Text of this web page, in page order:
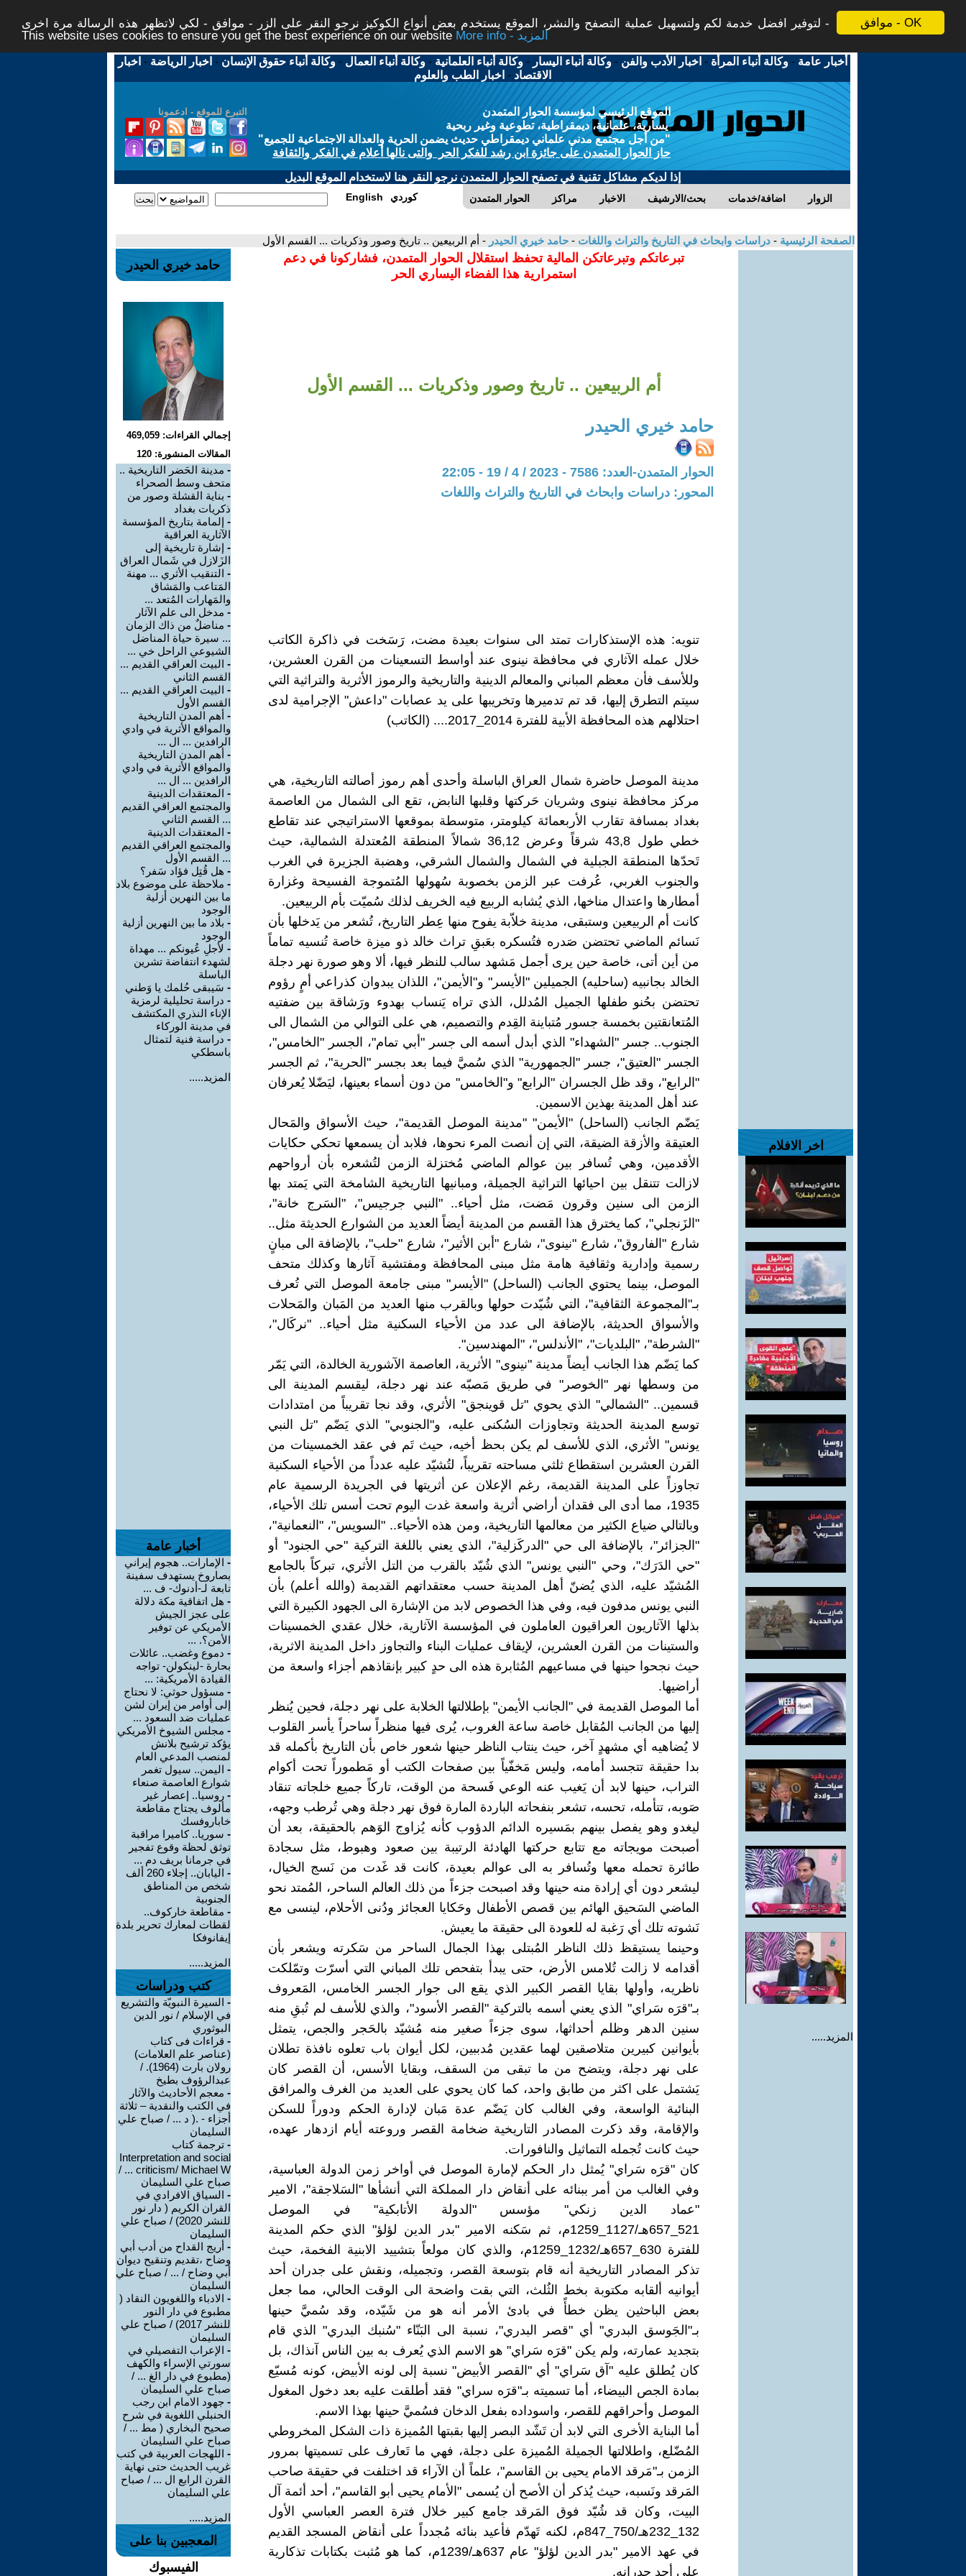
موافق - OK
لتوفير افضل خدمة لكم ولتسهيل عملية التصفح والنشر، الموقع يستخدم بعض أنواع الكوكيز نرجو النقر على الزر - موافق - لكي لاتظهر هذه الرسالة مرة اخرى -
This website uses cookies to ensure you get the best experience on our website
More info - المزيد
أخبار عامة -وكالة أنباء المرأة - اخبار الأدب والفن -وكالة أنباء اليسار -وكالة أنباء العلمانية -وكالة أنباء العمال -وكالة أنباء حقوق الإنسان - اخبار الرياضة - اخبار
الاقتصاد - اخبار الطب والعلوم
التبرع للموقع - ادعمونا
الموقع الرئيسي لمؤسسة الحوار المتمدن
يسارية، علمانية، ديمقراطية، تطوعية وغير ربحية
"من أجل مجتمع مدني علماني ديمقراطي حديث يضمن الحرية والعدالة الاجتماعية للجميع"
حاز الحوار المتمدن على جائزة ابن رشد للفكر الحر والتى نالها أعلام في الفكر والثقافة
إذا لديكم مشاكل تقنية في تصفح الحوار المتمدن نرجو النقر هنا لاستخدام الموقع البديل
الحوار المتمدن مراكز الاخبار بحث/الارشيف اضافة/خدمات الزوار English كوردي
الصفحة الرئيسية - دراسات وابحاث في التاريخ والتراث واللغات - حامد خيري الحيدر - أم الربيعين .. تاريخ وصور وذكريات ... القسم الأول
اخر الافلام
المزيد.....
تبرعاتكم وتبرعاتكن المالية تحفظ استقلال الحوار المتمدن، فشاركونا في دعم
استمرارية هذا الفضاء اليساري الحر
أم الربيعين .. تاريخ وصور وذكريات ... القسم الأول
حامد خيري الحيدر
الحوار المتمدن-العدد: 7586 - 2023 / 4 / 19 - 22:05
المحور: دراسات وابحاث في التاريخ والتراث واللغات
تنويه: هذه الإستذكارات تمتد الى سنوات بعيدة مضت، رَسَخت في ذاكرة الكاتب
خلال عمله الآثاري في محافظة نينوى عند أواسط التسعينات من القرن العشرين،
وللأسف فأن معظم المباني والمعالم الدينية والتاريخية والرموز الأثرية والتراثية التي
سيتم التطرق إليها، قد تم تدميرها وتخريبها على يد عصابات "داعش" الإجرامية لدى
احتلالهم هذه المحافظة الأبية للفترة 2014_2017.... (الكاتب)
مدينة الموصل حاضرة شمال العراق الباسلة وأحدى أهم رموز أصالته التاريخية، هي
مركز محافظة نينوى وشريان حَركتها وقلبها النابض، تقع الى الشمال من العاصمة
بغداد بمسافة تقارب الأربعمائة كيلومتر، متوسطة بموقعها الاستراتيجي عند تقاطع
خطي طول 43,8 شرقاً وعرض 36,12 شمالاً المنطقة المُعتدلة الشمالية، حيث
تَحدّها المنطقة الجبلية في الشمال والشمال الشرقي، وهضبة الجزيرة في الغرب
والجنوب الغربي، عُرفت عبر الزمن بخصوبة سُهولها المُتموجة الفسيحة وغزارة
أمطارها واعتدال مناخها، الذي يُشابه الربيع فيه الخريف لذلك سُميّت بأم الربيعين.
كانت أم الربيعين وستبقى، مدينة خلاّبة يفوح منها عِطر التاريخ، تُشعر من يَدخلها بأن
نَسائم الماضي تحتضن صَدره فتُسكره بعَبقِ تراث خالد ذو ميزة خاصة تُنسيه تماماً
من أين أتى، خاصة حين يرى أجمل مَشهد سالب للنظر فيها، ألا وهو صورة نهر دجلة
الخالد بجانبيه (ساحليه) الجميلين "الأيسر" و"الأيمن"، اللذان يبدوان كذراعي أمٍ رؤوم
تحتضن بحُنو طفلها الجميل المُدلل، الذي تراه يَنساب بهدوء ورَشاقة بين ضفتيه
المُتعانقتين بخمسة جسور مُتباينة القِدم والتصميم، هي على التوالي من الشمال الى
الجنوب.. جسر "الشهداء" الذي أبدل أسمه الى جسر "أبي تمام"، الجسر "الخامس"،
الجسر "العتيق"، جسر "الجمهورية" الذي سُميَّ فيما بعد بجسر "الحرية"، ثم الجسر
"الرابع"، وقد ظل الجسران "الرابع" و"الخامس" من دون أسماء بعينها، ليَضّلا يُعرفان
عند أهل المدينة بهذين الاسمين.
يَضّم الجانب (الساحل) "الأيمن" "مدينة الموصل القديمة"، حيث الأسواق والمَحال
العتيقة والأزقة الضيقة، التي إن أنصت المرء نحوها، فلابد أن يسمعها تحكي حكايات
الأقدمين، وهي تُسافر بين عوالم الماضي مُختزلة الزمن لتُشعره بأن أرواحهم
لازالت تتنقل بين احيائها التراثية الجميلة، ومبانيها التاريخية الشامخة التي يَمتد بها
الزمن الى سنين وقرون مَضت، مثل أحياء.. "النبي جرجيس"، "السَرج خانة"،
"الزَنجلي"، كما يخترق هذا القسم من المدينة أيضاً العديد من الشوارع الحديثة مثل..
شارع "الفاروق"، شارع "نينوى"، شارع "أبن الأثير"، شارع "حلب"، بالإضافة الى مبانٍ
رسمية وإدارية وثقافية هامة مثل مبنى المحافظة ومفتشية آثارها وكذلك متحف
الموصل، بينما يحتوي الجانب (الساحل) "الأيسر" مبنى جامعة الموصل التي تُعرف
بـ"المجموعة الثقافية"، التي شُيّدت حولها وبالقرب منها العديد من المَبان والمَحلات
والأسواق الحديثة، بالإضافة الى عدد من الأحياء السكنية مثل أحياء.. "نركَال"،
"الشرطة"، "البلديات"، "الأندلس"، "المهندسين".
كما يَضّم هذا الجانب أيضاً مدينة "نينوى" الأثرية، العاصمة الآشورية الخالدة، التي يَمّر
من وسطها نهر "الخوصر" في طريق مَصبّه عند نهر دجلة، ليقسم المدينة الى
قسمين.. "الشمالي" الذي يحوي "تل قوينجق" الأثري، وقد نجا تقريباً من امتدادات
توسع المدينة الحديثة وتجاوزات السُكنى عليه، و"الجنوبي" الذي يَضّم "تل النبي
يونس" الأثري، الذي للأسف لم يكن بحظ أخيه، حيث تَم في عقد الخمسينات من
القرن العشرين استقطاع ثلثي مساحته تقريباً، لتُشيّد عليه عدداً من الأحياء السكنية
تجاوزاً على المدينة القديمة، رغم الإعلان عن أثريتها في الجريدة الرسمية عام
1935، مما أدى الى فقدان أراضي أثرية واسعة غدت اليوم تحت أسس تلك الأحياء،
وبالتالي ضياع الكثير من معالمها التاريخية، ومن هذه الأحياء.. "السويس"، "النعمانية"،
"الجزائر"، بالإضافة الى حي "الدركَزلية"، الذي يعني باللغة التركية "حي الجنود" أو
"حي الدَرَك"، وحي "النبي يونس" الذي شُيّد بالقرب من التل الأثري، تبركاً بالجامع
المُشيّد عليه، الذي يُضنّ أهل المدينة حسب معتقداتهم القديمة (والله أعلم) بأن
النبي يونس مدفون فيه، وفي هذا الخصوص لابد من الإشارة الى الجهود الكبيرة التي
بذلها الآثاريون العراقيون العاملون في المؤسسة الآثارية، خلال عقدي الخمسينات
والستينات من القرن العشرين، لإيقاف عمليات البناء والتجاوز داخل المدينة الاثرية،
حيث نجحوا حينها في مساعيهم المُثابرة هذه الى حدٍ كبير بإنقاذهم أجزاء واسعة من
أراضيها.
أما الموصل القديمة في "الجانب الأيمن" بإطلالتها الخلابة على نهر دجلة، فحين يُنظر
إليها من الجانب المُقابل خاصة ساعة الغروب، يُرى فيها منظراً ساحراً يأسر القلوب
لا يُضاهيه أي مشهدٍ آخر، حيث ينتاب الناظر حينها شعور خاص بأن التاريخ بأكمله قد
بدا حقيقة تتجسد أمامه، وليس مَخفّياً بين صفحات الكتب أو مَطموراً تحت أكوام
التراب، حينها لابد أن يَغيب عنه الوعي فَسحة من الوقت، تاركاً جميع خلجاته تنقاد
صَوبه، تتأمله، تحسه، تشعر بنفحاته الباردة المارة فوق نهر دجلة وهي تُرطب وجهه،
ليغدو وهو يفصل بينهم بمَسيره الدائم الدؤوب كأنه يُزاوج الوَهم بالحقيقة، بعد أن
أصبحت مويجاته مع تتابع حركتها الهادئة الرتيبة بين صعود وهبوط، مثل سجادة
طائرة تحمله معها وتُسافر به الى عوالم بعيدة، كانت قد غَدت من نَسج الخيال،
ليشعر دون أي إرادة منه حينها وقد اصبحت جزءاً من ذلك العالم الساحر، المُمتد نحو
الماضي السَحيق الهائم بين قصص الأطفال وحَكايا العجائز ودُنى الأحلام، لينسى مع
نَشوته تلك أي رَغبة له للعودة الى حقيقة ما يعيش.
وحينما يستيقظ ذلك الناظر المُبتلى بهذا الجمال الساحر من سَكرته ويشعر بأن
أقدامه لا زالت تُلامس الأرض، حتى يبدأ بتفحص تلك المباني التي أسرّت وتمّلكت
ناظريه، وأولها بقايا القصر الكبير الذي يقع الى جوار الجسر الخامس، المَعروف
بـ"قرَه سَراي" الذي يعني أسمه بالتركية "القصر الأسود"، والذي للأسف لم تُبقِ منه
سنين الدهر وظلم أحداثها، سوى جزءاً صغير منه مُشيّد بالحَجر والجص، يتمثل
بأيوانين كبيرين متلاصقين لهما عقدين مُدببين، لكل أيوان باب تعلوه نافذة تطلان
على نهر دجلة، ويتضح من ما تبقى من السقف، وبقايا الأسس، أن القصر كان
يَشتمل على اكثر من طابق واحد، كما كان يحوي على العديد من الغرف والمرافق
البنائية الواسعة، وفي الغالب كان يَضّم عدة مَبان لإدارة الحكم ودوراً للسكن
والإقامة، وقد ذكرت المصادر التاريخية ضخامة القصر وروعته أيام ازدهار عهده،
حيث كانت تُجمله التماثيل والنافورات.
كان "قرَه سَراي" يُمثل دار الحكم لإمارة الموصل في أواخر زمن الدولة العباسية،
وفي الغالب من أمر ببنائه على أنقاض دار المملكة التي أنشأها "السَلاجقة"، الامير
"عماد الدين زنكي" مؤسس "الدولة الأتابكية" في الموصل
521_657هـ/1127_1259م، ثم سَكنه الامير "بدر الدين لؤلؤ" الذي حكم المدينة
للفترة 630_657هـ/1232_1259م، والذي كان مولعاً بتشييد الابنية الفخمة، حيث
تذكر المصادر التاريخية أنه قام بتوسعة القصر، وتجميله، ونقش على جدران أحد
أيوانيه ألقابه مكتوبة بخط الثُلث، التي بقت واضحة الى الوقت الحالي، مما جعل
بعض الباحثين يظن خطأً في بادئ الأمر أنه هو من شَيّده، وقد سُميَّ حينها
بـ"الجَوسق البدري" أي "قصر البدري"، نسبة الى البَنّاء "سُنبك البدري" الذي قام
بتجديد عمارته، ولم يكن "قرَه سَراي" هو الاسم الذي يُعرف به بين الناس آنذاك، بل
كان يُطلق عليه "آق سَراي" أي "القصر الأبيض" نسبة إلى لونه الأبيض، كونه مُسيّع
بمادة الجص البيضاء، أما تسميته بـ"قرَه سراي" فقد أطلقت عليه بعد دخول المغول
الموصل وأحراقهم للقصر، واسوداده بفعل الدخان فسُميَّ حينها بهذا الاسم.
أما البناية الأخرى التي لابد أن تَشّد البصر إليها بقبتها المُميزة ذات الشكل المخروطي
المُضّلع، واطلالتها الجميلة المُميزة على دجلة، فهي ما تَعارف على تسميتها بمرور
الزمن بـ"مَرقد الامام يحيى بن القاسم"، علماً أن الآراء قد اختلفت في حقيقة صاحب
المَرقد ونَسبه، حيث يُذكر أن الأصح أن يُسمى "الأمام يحيى أبو القاسم"، أحد أئمة آل
البيت، وكان قد شُيّد فوق المَرقد جامع كبير خلال فترة العصر العباسي الأول
132_232هـ/750_847م، لكنه تَهدّم فأعيد بنائه مُجدداً على أنقاض المسجد القديم
في عهد الامير "بدر الدين لؤلؤ" عام 637هـ/1239م، كما هو مُثبت بكتابات تذكارية
على أحد جدرانه.
حامد خيري الحيدر
إجمالي القراءات: 469,059
المقالات المنشورة: 120
- مدينة الحَضر التاريخية ..
متحف وسط الصحراء
- بناية القشلة وصور من
ذكريات بغداد
- إلمامة بتاريخ المؤسسة
الآثارية العراقية
- إشارة تاريخية إلى
الزَلازل في شَمال العراق
- التنقيب الأثري ... مهنة
المَتاعب والمَشاق
والمَهارات المُتعد ...
- مدخل الى علم الآثار
- مناضلٌ من ذاك الزمان
... سيرة حياة المناضل
الشيوعي الراحل خي ...
- البيت العراقي القديم ...
القسم الثاني
- البيت العراقي القديم ...
القسم الأول
- أهم المدن التاريخية
والمواقع الأثرية في وادي
الرافدين ... ال ...
- أهم المدن التاريخية
والمواقع الأثرية في وادي
الرافدين ... ال ...
- المعتقدات الدينية
والمجتمع العراقي القديم
... القسم الثاني
- المعتقدات الدينية
والمجتمع العراقي القديم
... القسم الأول
- هل قُتِل فؤاد سَفر؟
- ملاحظة على موضوع بلاد
ما بين النهرين أزلية
الوجود
- بلاد ما بين النهرين أزلية
الوجود
- لأجلِ عُيونكم ... مهداة
لشهدء انتفاضة تشرين
الباسلة
- سَيبقى حُلمك يا وَطني
- دراسة تحليلية لرمزية
الإناء النذري المكتشف
في مدينة الوركاء
- دراسة فنية لتمثال
باسطكي
المزيد.....
أخبار عامة
- الإمارات.. هجوم إيراني
بصاروخ يستهدف سفينة
تابعة لـ-أدنوك- ف ...
- هل اتفاقية مكة دلالة
على عجز الجيش
الأمريكي عن توفير
الأمن؟. ...
- دموع وغضب.. عائلات
بحارة -لينكولن- تواجه
القيادة الأمريكية: ...
- مسؤول حوثي: لا نحتاج
إلى أوامر من إيران لشن
عمليات ضد السعود ...
- مجلس الشيوخ الأمريكي
يؤكد ترشيح بلانش
لمنصب المدعي العام
- اليمن.. سيول تغمر
شوارع العاصمة صنعاء
- روسيا.. إعصار غير
مألوف يجتاح مقاطعة
خاباروفسك
- سوريا.. كاميرا مراقبة
توثق لحظة وقوع تفجير
في جرمانا بريف دم ...
-
اليابان.. إجلاء 260 ألف
شخص من المناطق
الجنوبية
- مقاطعة خاركوف..
لقطات لمعارك تحرير بلدة
إيفانوفكا
المزيد.....
كتب ودراسات
- السيرة النبويّة والتشريع
في الإسلام / نور الدين
البوثوري
- قراءات فى كتاب
(عناصر علم العلامات)
رولان بارت (1964). /
عبدالرؤوف بطيخ
- معجم الأحاديث والآثار
في الكتب والنقدية – ثلاثة
أجزاء - .( د ... / صباح علي
السليمان
- ترجمة كتاب
Interpretation and social
criticism/ Michael W ... /
صباح علي السليمان
- السياق الافرادي في
القران الكريم ( دار نور
للنشر 2020) / صباح علي
السليمان
- أريج القداح من أدب أبي
وضاح ،تقديم وتنقيح ديوان
أبي وضاح / ... / صباح علي
السليمان
- الادباء واللغويون النقاد (
مطبوع في دار النور
للنشر 2017) / صباح علي
السليمان
- الإعراب التفصيلي في
سورتي الإسراء والكهف
(مطبوع في دار الغ ... /
صباح علي السليمان
- جهود الامام ابن رجب
الحنبلي اللغوية في شرح
صحيح البخاري ( مط ... /
صباح علي السليمان
- اللهجات العربية في كتب
غريب الحديث حتى نهاية
القرن الرابع ال ... / صباح
علي السليمان
المزيد.....
المعجبين بنا على
الفيسبوك